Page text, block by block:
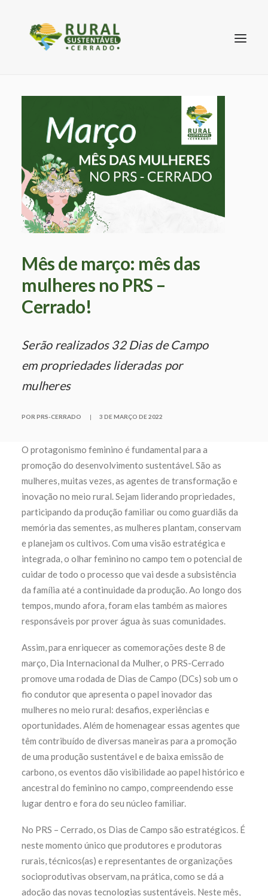
SEARCH
Mês de março: mês das
mulheres no PRS –
Cerrado!
Serão realizados 32 Dias de Campo
em propriedades lideradas por
mulheres
POR PRS-CERRADO | 3 DE MARÇO DE 2022
O protagonismo feminino é fundamental para a
promoção do desenvolvimento sustentável. São as
mulheres, muitas vezes, as agentes de transformação e
inovação no meio rural. Sejam liderando propriedades,
participando da produção familiar ou como guardiãs da
memória das sementes, as mulheres plantam, conservam
e planejam os cultivos. Com uma visão estratégica e
integrada, o olhar feminino no campo tem o potencial de
cuidar de todo o processo que vai desde a subsistência
da família até a continuidade da produção. Ao longo dos
tempos, mundo afora, foram elas também as maiores
responsáveis por prover água às suas comunidades.
Assim, para enriquecer as comemorações deste 8 de
março, Dia Internacional da Mulher, o PRS-Cerrado
promove uma rodada de Dias de Campo (DCs) sob um o
fio condutor que apresenta o papel inovador das
mulheres no meio rural: desafios, experiências e
oportunidades. Além de homenagear essas agentes que
têm contribuído de diversas maneiras para a promoção
de uma produção sustentável e de baixa emissão de
carbono, os eventos dão visibilidade ao papel histórico e
ancestral do feminino no campo, compreendendo esse
lugar dentro e fora do seu núcleo familiar.
No PRS – Cerrado, os Dias de Campo são estratégicos. É
neste momento único que produtores e produtoras
rurais, técnicos(as) e representantes de organizações
socioprodutivas observam, na prática, como se dá a
adoção das novas tecnologias sustentáveis. Neste mês,